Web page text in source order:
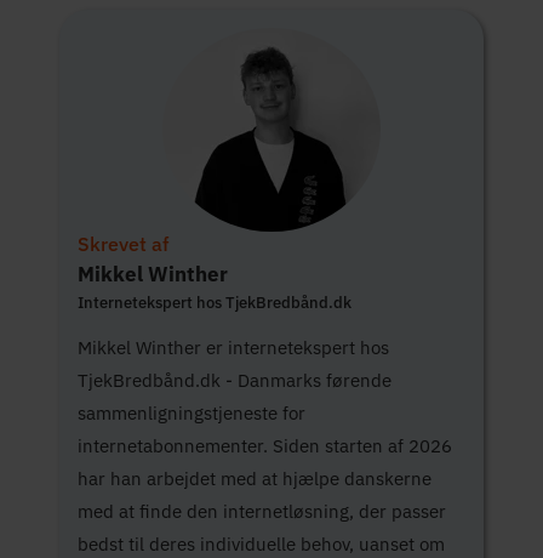
Skrevet af
Mikkel Winther
Internetekspert hos TjekBredbånd.dk
Mikkel Winther er internetekspert hos
TjekBredbånd.dk - Danmarks førende
sammenligningstjeneste for
internetabonnementer. Siden starten af 2026
har han arbejdet med at hjælpe danskerne
med at finde den internetløsning, der passer
bedst til deres individuelle behov, uanset om